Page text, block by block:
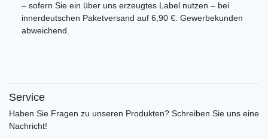
– sofern Sie ein über uns erzeugtes Label nutzen – bei
innerdeutschen Paketversand auf 6,90 €. Gewerbekunden
abweichend.
Service
Haben Sie Fragen zu unseren Produkten? Schreiben Sie uns eine
Nachricht!